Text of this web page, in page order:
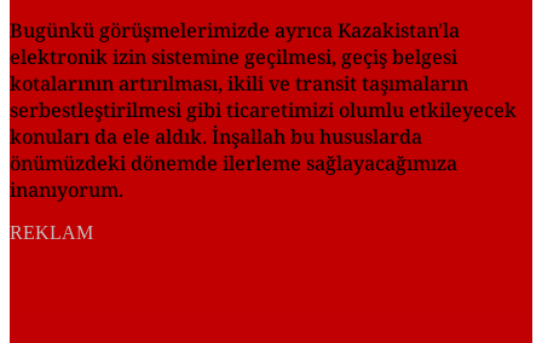
Bugünkü görüşmelerimizde ayrıca Kazakistan'la
elektronik izin sistemine geçilmesi, geçiş belgesi
kotalarının artırılması, ikili ve transit taşımaların
serbestleştirilmesi gibi ticaretimizi olumlu etkileyecek
konuları da ele aldık. İnşallah bu hususlarda
önümüzdeki dönemde ilerleme sağlayacağımıza
inanıyorum.
REKLAM